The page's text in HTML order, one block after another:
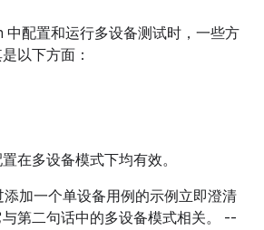
中配置和运行多设备测试时，一些方
以下方面：
在多设备模式下均有效。
加一个单设备用例的示例立即澄清
第二句话中的多设备模式相关。 --